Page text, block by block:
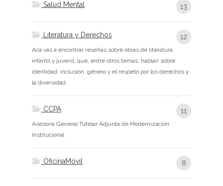
Salud Mental 13
Literatura y Derechos 12
Acá vas a encontrar reseñas sobre obras de literatura
infantil y juvenil, que, entre otros temas, hablan sobre
identidad, inclusión, género y el respeto por los derechos y
la diversidad.
CCPA 11
Asesoría General Tutelar Adjunta de Modernización
Institucional
OficinaMóvil 8